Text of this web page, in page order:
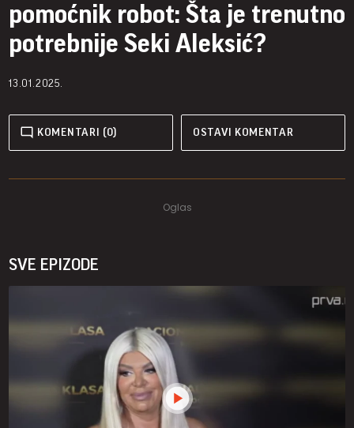
pomoćnik robot: Šta je trenutno
potrebnije Seki Aleksić?
13.01.2025.
KOMENTARI (0) OSTAVI KOMENTAR
SVE EPIZODE